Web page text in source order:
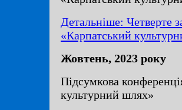
Детальніше: Четверте
«Карпатський
Жовтень, 2023 року
Підсумкова
культурний шлях»